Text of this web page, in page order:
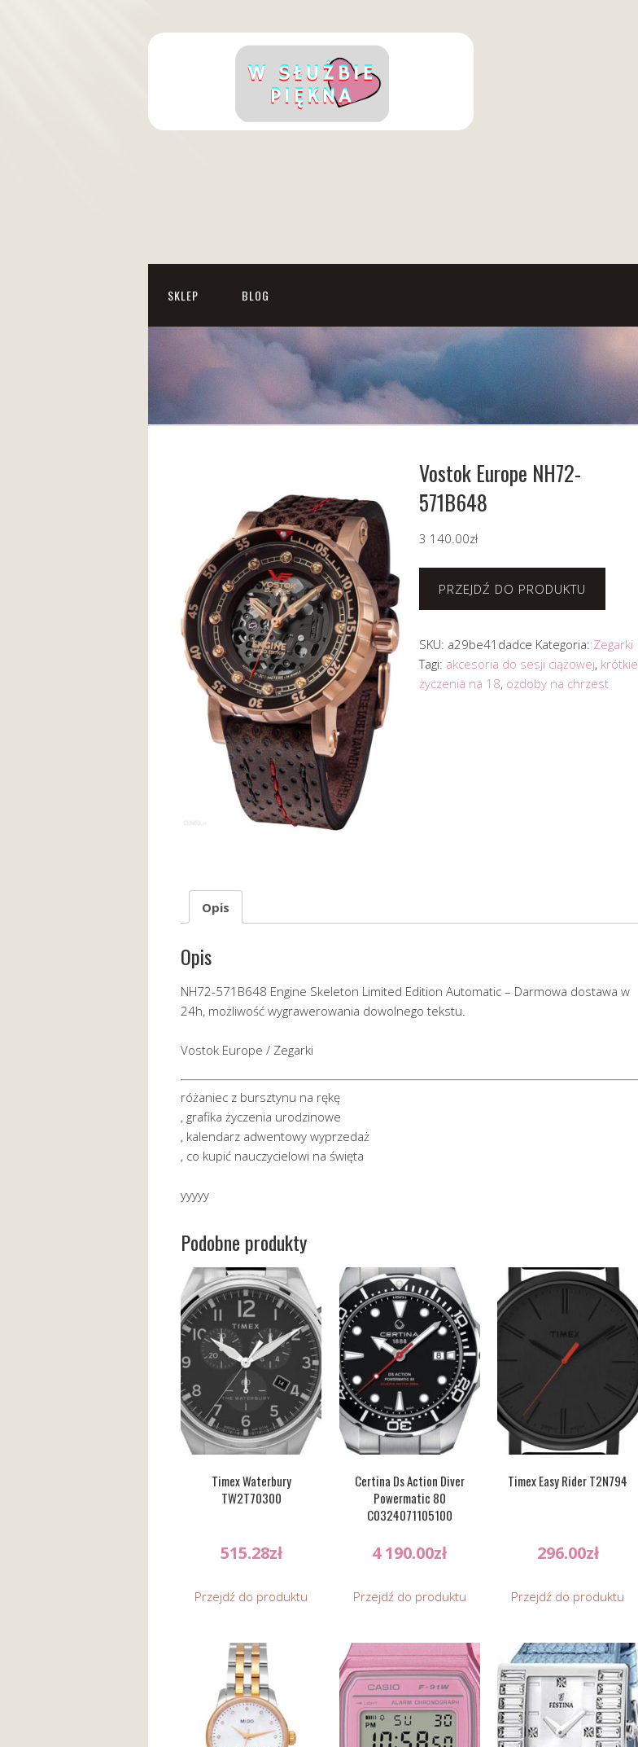
SKLEP BLOG
Vostok Europe NH72-
571B648
3 140.00zł
PRZEJDŹ DO PRODUKTU
SKU: a29be41dadce Kategoria: Zegarki
Tagi: akcesoria do sesji ciążowej, krótkie
życzenia na 18, ozdoby na chrzest
Opis
Opis
NH72-571B648 Engine Skeleton Limited Edition Automatic – Darmowa dostawa w
24h, możliwość wygrawerowania dowolnego tekstu.
Vostok Europe / Zegarki
różaniec z bursztynu na rękę
, grafika życzenia urodzinowe
, kalendarz adwentowy wyprzedaż
, co kupić nauczycielowi na święta
yyyyy
Podobne produkty
Timex Waterbury
TW2T70300
515.28zł
Przejdź do produktu
Certina Ds Action Diver
Powermatic 80
C0324071105100
4 190.00zł
Przejdź do produktu
Timex Easy Rider T2N794
296.00zł
Przejdź do produktu